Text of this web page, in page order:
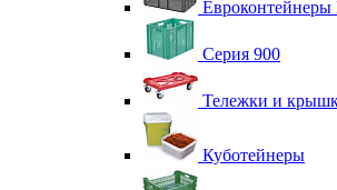
Серия 900
Тележки и
Куботейнеры